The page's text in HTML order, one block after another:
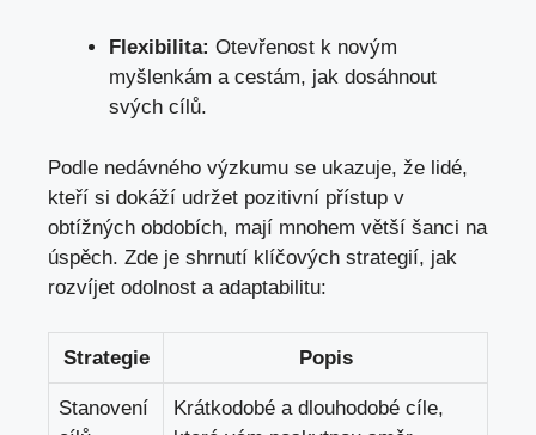
Flexibilita: Otevřenost k novým
myšlenkám a cestám, jak dosáhnout
svých cílů.
Podle ​nedávného výzkumu se ukazuje,⁣ že lidé,
kteří si dokáží udržet pozitivní přístup v
obtížných obdobích, mají mnohem větší šanci na
úspěch. Zde je shrnutí klíčových strategií, jak
rozvíjet odolnost a adaptabilitu:
Strategie Popis
Stanovení
Krátkodobé a dlouhodobé cíle,